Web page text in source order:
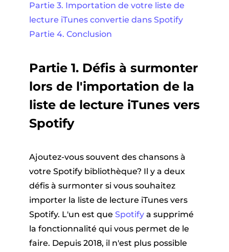
Partie 3. Importation de votre liste de
lecture iTunes convertie dans Spotify
Partie 4. Conclusion
Partie 1. Défis à surmonter
lors de l'importation de la
liste de lecture iTunes vers
Spotify
Ajoutez-vous souvent des chansons à
votre Spotify bibliothèque? Il y a deux
défis à surmonter si vous souhaitez
importer la liste de lecture iTunes vers
Spotify. L'un est que Spotifya supprimé
la fonctionnalité qui vous permet de le
faire. Depuis 2018, il n'est plus possible